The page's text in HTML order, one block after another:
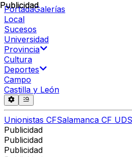
PortadaGalerías
Local
Sucesos
Universidad
Provincia
Cultura
Deportes
Campo
Castilla y León
Unionistas CFSalamanca CF UDS
Publicidad
Publicidad
Publicidad
Publicidad
Publicidad